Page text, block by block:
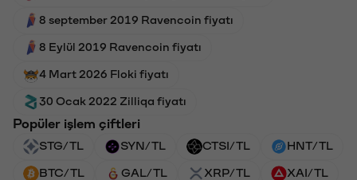
8 september 2019 Ravencoin fiyatı
8 Eylül 2019 Ravencoin fiyatı
4 Mart 2026 Floki fiyatı
30 Ocak 2022 Zilliqa fiyatı
Popüler işlem çiftleri
STG/TL SYN/TL CTSI/TL HNT/TL
BTC/TL GAL/TL XRP/TL XAI/TL